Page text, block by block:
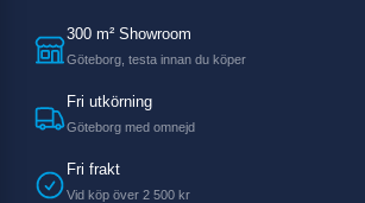
300 m² Showroom
Göteborg, testa innan du köper
Fri utkörning
Göteborg med omnejd
Fri frakt
Vid köp över 2 500 kr